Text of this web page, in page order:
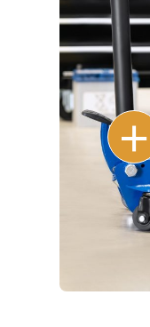
+